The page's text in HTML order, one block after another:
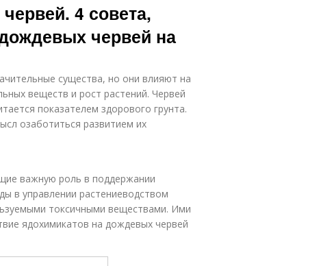
4 совета,
червей на
существа, но они влияют на
веществ и рост растений. Червей
показателем здорового грунта.
озаботиться развитием их
важную роль в поддержании
в управлении растениеводством
токсичными веществами. Ими
ядохимикатов на дождевых червей